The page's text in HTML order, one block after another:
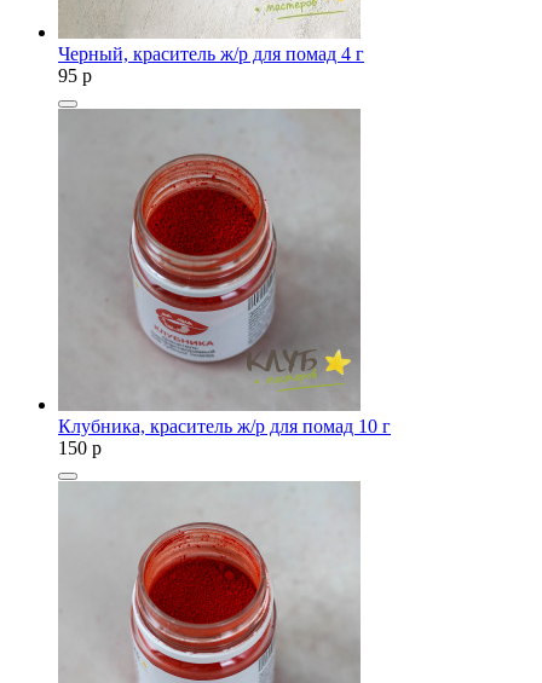
Черный, краситель ж/р для помад 4 г
95 p
Клубника, краситель ж/р для помад 10 г
150 p